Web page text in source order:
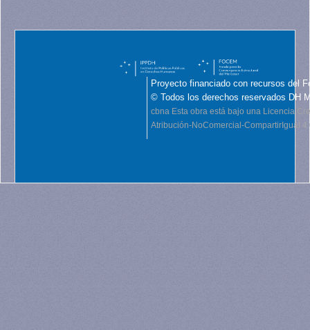
Proyecto financiado con recursos del
© Todos los derechos reservados DH
cbna Esta obra está bajo una Licencia
Atribución-NoComercial-CompartirIgual